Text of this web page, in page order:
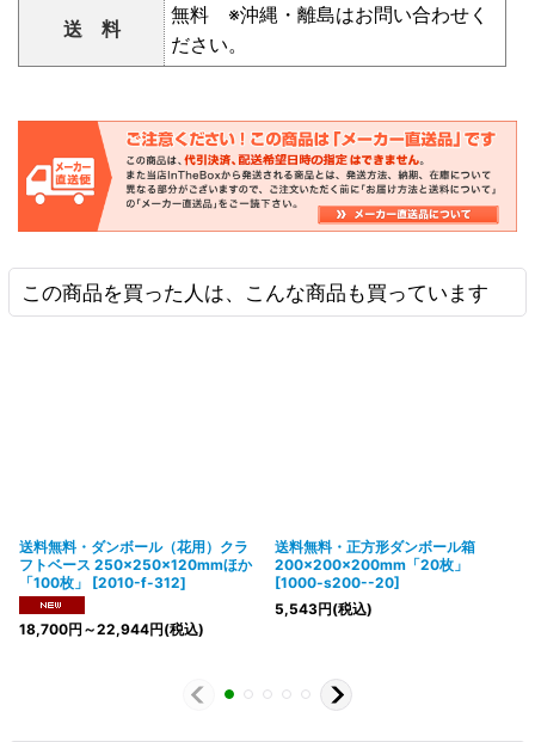
送 料
無料 ※沖縄・離島はお問い合わせく
ださい。
この商品を買った人は、こんな商品も買っています
送料無料・ダンボール（花用）クラ
フトベース 250×250×120mmほか
「100枚」
[2010-f-312]
18,700円 ～22,944円(税込)
送料無料・正方形ダンボール箱
200×200×200mm「20枚」
[1000-s200--20]
5,543円(税込)